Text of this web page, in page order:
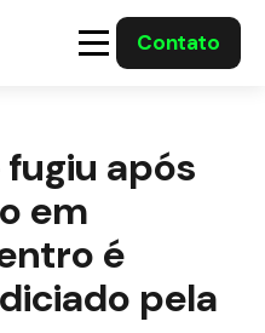
Contato
Soluções
o Governo
após
em
é
pela